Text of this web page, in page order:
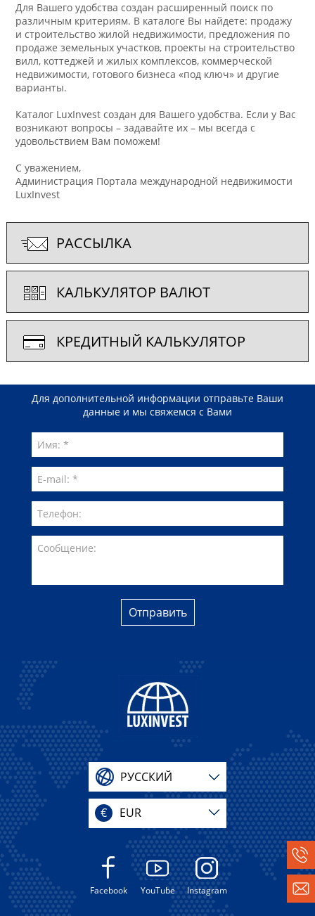
Для Вашего удобства создан расширенный поиск по
различным критериям. В каталоге Вы найдете: продажу
и строительство жилой недвижимости, предложения по
продаже земельных участков, проекты на строительство
вилл, коттеджей и жилых комплексов, коммерческой
недвижимости, готового бизнеса «под ключ» и другие
варианты.
Каталог LuxInvest создан для Вашего удобства. Если у Вас
возникают вопросы – задавайте их – мы всегда с
удовольствием Вам поможем!
С уважением,
Администрация Портала международной недвижимости
LuxInvest
РАССЫЛКА
КАЛЬКУЛЯТОР ВАЛЮТ
КРЕДИТНЫЙ КАЛЬКУЛЯТОР
Для дополнительной информации отправьте Ваши
данные и мы свяжемся с Вами
Отправить
РУССКИЙ
€ EUR
Facebook YouTube Instagram